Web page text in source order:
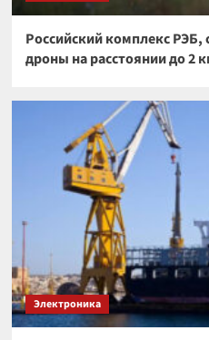
Российский комплекс РЭБ,
дроны на расстоянии до 2
Электроника